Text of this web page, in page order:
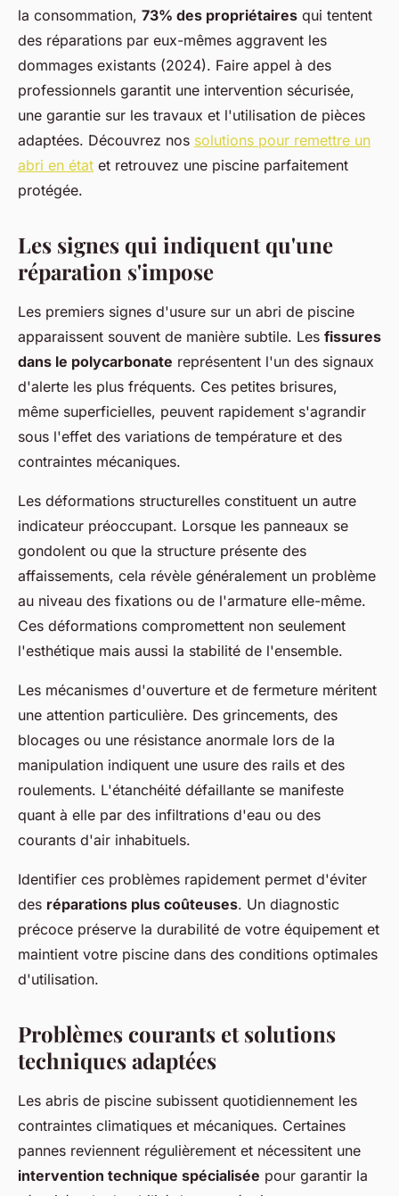
la consommation, 73% des propriétaires qui tentent
des réparations par eux-mêmes aggravent les
dommages existants (2024). Faire appel à des
professionnels garantit une intervention sécurisée,
une garantie sur les travaux et l'utilisation de pièces
adaptées. Découvrez nos solutions pour remettre un
abri en état et retrouvez une piscine parfaitement
protégée.
Les signes qui indiquent qu'une
réparation s'impose
Les premiers signes d'usure sur un abri de piscine
apparaissent souvent de manière subtile. Les fissures
dans le polycarbonate représentent l'un des signaux
d'alerte les plus fréquents. Ces petites brisures,
même superficielles, peuvent rapidement s'agrandir
sous l'effet des variations de température et des
contraintes mécaniques.
Les déformations structurelles constituent un autre
indicateur préoccupant. Lorsque les panneaux se
gondolent ou que la structure présente des
affaissements, cela révèle généralement un problème
au niveau des fixations ou de l'armature elle-même.
Ces déformations compromettent non seulement
l'esthétique mais aussi la stabilité de l'ensemble.
Les mécanismes d'ouverture et de fermeture méritent
une attention particulière. Des grincements, des
blocages ou une résistance anormale lors de la
manipulation indiquent une usure des rails et des
roulements. L'étanchéité défaillante se manifeste
quant à elle par des infiltrations d'eau ou des
courants d'air inhabituels.
Identifier ces problèmes rapidement permet d'éviter
des réparations plus coûteuses. Un diagnostic
précoce préserve la durabilité de votre équipement et
maintient votre piscine dans des conditions optimales
d'utilisation.
Problèmes courants et solutions
techniques adaptées
Les abris de piscine subissent quotidiennement les
contraintes climatiques et mécaniques. Certaines
pannes reviennent régulièrement et nécessitent une
intervention technique spécialisée pour garantir la